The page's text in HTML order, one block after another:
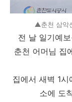
▲춘천 삼악
전 날 일기예
춘천 어머님 집
집에서 새벽 1
소에 도